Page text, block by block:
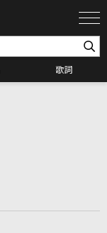
歌詞